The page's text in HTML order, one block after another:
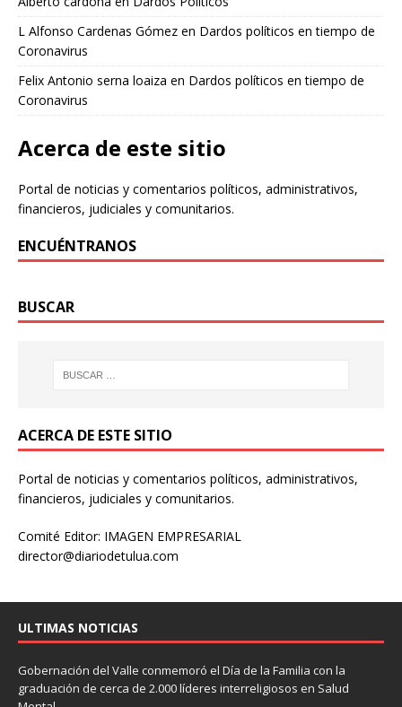
L Alfonso Cardenas Gómez en Dardos políticos en tiempo de
Coronavirus
Felix Antonio serna loaiza en Dardos políticos en tiempo de
Coronavirus
Acerca de este sitio
Portal de noticias y comentarios políticos, administrativos,
financieros, judiciales y comunitarios.
ENCUÉNTRANOS
BUSCAR
ACERCA DE ESTE SITIO
Portal de noticias y comentarios políticos, administrativos,
financieros, judiciales y comunitarios.
Comité Editor: IMAGEN EMPRESARIAL
director@diariodetulua.com
ULTIMAS NOTICIAS
Gobernación del Valle conmemoró el Día de la Familia con la
graduación de cerca de 2.000 líderes interreligiosos en Salud